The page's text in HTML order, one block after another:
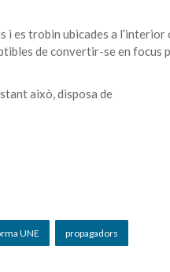
i es trobin ubicades a l’interior
de convertir-se en focus
això, disposa de
UNE propagadors